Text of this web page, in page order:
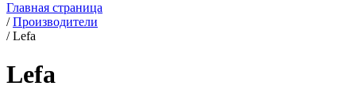
Главная страница
/Производители
/Lefa
Lefa